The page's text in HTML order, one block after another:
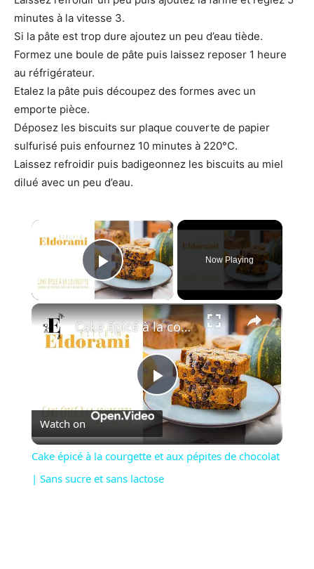
minutes à la vitesse 3.
Si la pâte est trop dure ajoutez un peu d’eau tiède.
Formez une boule de pâte puis laissez reposer 1 heure
au réfrigérateur.
Etalez la pâte puis découpez des formes avec un
emporte pièce.
Déposez les biscuits sur plaque couverte de papier
sulfurisé puis enfournez 10 minutes à 220°C.
Laissez refroidir puis badigeonnez les biscuits au miel
dilué avec un peu d’eau.
×
Play Video
Now Playing
×
P
l
a
Cake épicé à la courgette et aux pépites de chocolat | Sans sucre et sans lactose
Watch on
Cake épicé à la courgette et aux pépites de chocolat
| Sans sucre et sans lactose